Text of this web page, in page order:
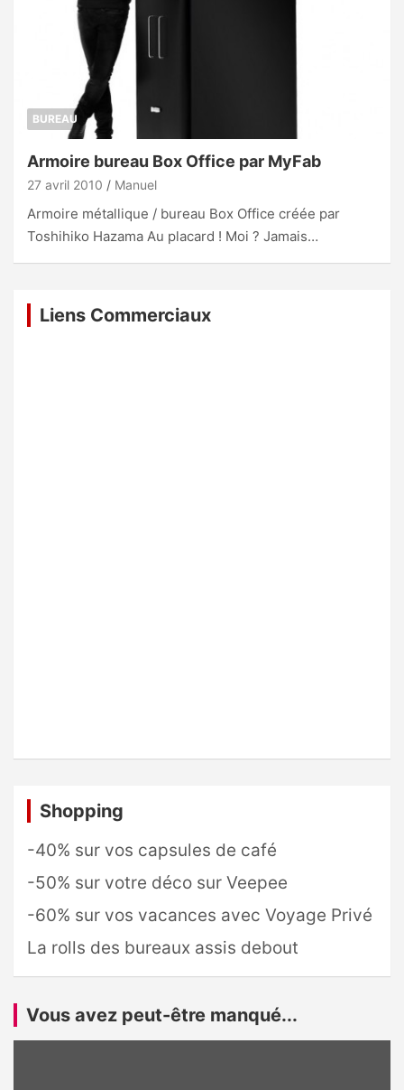
BUREAU
Armoire bureau Box Office par MyFab
27 avril 2010 Manuel
Armoire métallique / bureau Box Office créée par
Toshihiko Hazama Au placard ! Moi ? Jamais…
Liens Commerciaux
Shopping
-40% sur vos capsules de café
-50% sur votre déco sur Veepee
-60% sur vos vacances avec Voyage Privé
La rolls des bureaux assis debout
Vous avez peut-être manqué...